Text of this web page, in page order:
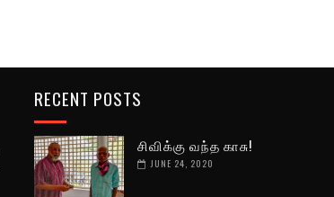
RECENT POSTS
சிவிக்கு வந்த காசு!
JUNE 24, 2020